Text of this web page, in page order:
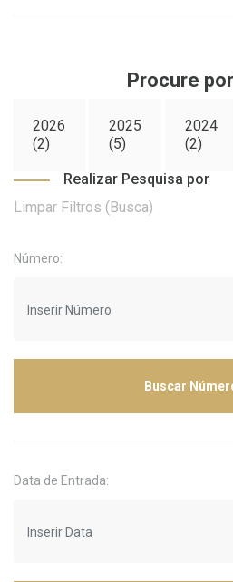
Procure
2026
(2)
2025
(5)
2024
(2)
Realizar Pesquisa por
Limpar Filtros (Busca)
Número:
Buscar
Data de Entrada: